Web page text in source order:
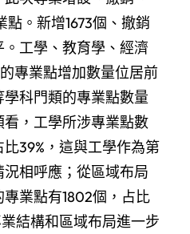
。新增1673個、撤銷
工學、教育學、經濟
專業點增加數量位居前
科門類的專業點數量
，工學所涉專業點數
39%，這與工學作為第
相呼應；從區域布局
業點有1802個，占比
結構和區域布局進一步